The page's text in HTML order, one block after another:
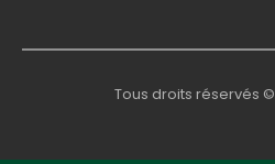
Tous droits réservés ©